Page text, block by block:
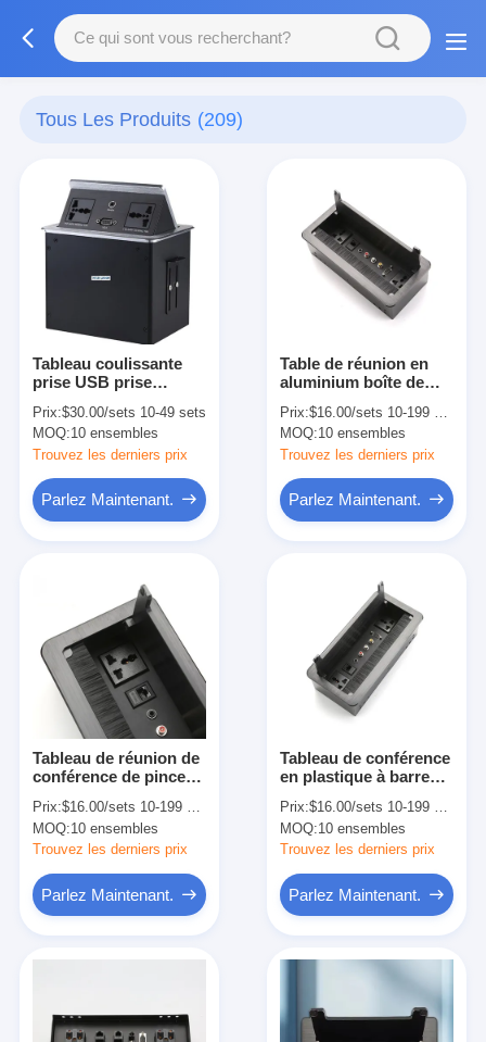
Tous Les Produits (209)
Tableau coulissante
prise USB prise
Prix:$30.00/sets 10-49 sets
MOQ:10 ensembles
Trouvez les derniers prix
Parlez Maintenant.
Table de réunion en
aluminium boîte de
cachée bande
d'alimentation avec
USB
Prix:$16.00/sets 10-199 sets
MOQ:10 ensembles
Trouvez les derniers prix
Parlez Maintenant.
Tableau de réunion de
conférence de pinceau
d'alimentation
Commutateur Socket
Netbox
Prix:$16.00/sets 10-199 sets
MOQ:10 ensembles
Trouvez les derniers prix
Parlez Maintenant.
Tableau de conférence
en plastique à barres
retrait
Prix:$16.00/sets 10-199 sets
MOQ:10 ensembles
Trouvez les derniers prix
Parlez Maintenant.